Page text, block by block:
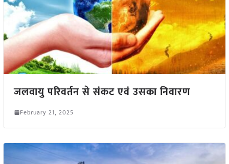
जलवायु परिवर्तन से संकट एवं उसका निवारण
February 21, 2025